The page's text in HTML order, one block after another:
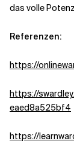
das volle
Referenzen:
https://
https://
eaed8a525bf4
https://